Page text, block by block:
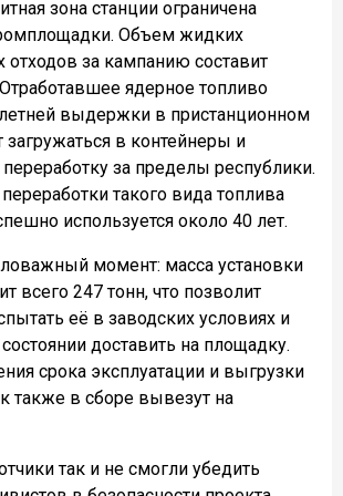
зона станции ограничена
Объем жидких
отходов за кампанию составит
ядерное топливо
выдержки в пристанционном
загружаться в контейнеры и
за пределы республики.
такого вида топлива
используется около 40 лет.
момент: масса установки
всего 247 тонн, что позволит
её в заводских условиях и
доставить на площадку.
срока эксплуатации и выгрузки
также в сборе вывезут на
так и не смогли убедить